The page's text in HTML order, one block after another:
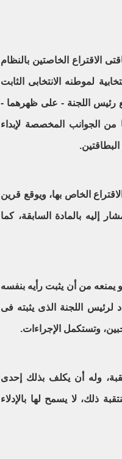
الاقتراع الخاصتين بالنظام
لموطنه الانتخابى الثابت
رئيس اللجنة - على ظهرهما -
من الجوانب المخصصة لإبداء
الخاص بها، ويوقع قرين
إليه بالمادة السابقة، كما
من أن يثبت رأيه بنفسه
لرئيس اللجنة الذى يثبته فى
وتستكمل الإجراءات.
وله أن يكلف بذلك إحدى
ذلك، لا يسمح لها بالإدلاء